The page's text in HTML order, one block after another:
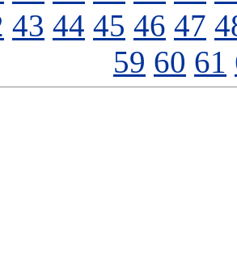
43 44 45 46 47
59 60 61